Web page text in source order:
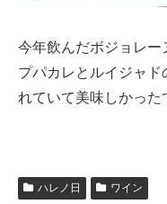
今年飲んだボジョレー
プパカレとルイジャ
れていて美味しかった
ハレノ日 ワイン